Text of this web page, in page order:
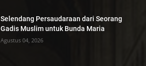
Selendang Persaudaraan dari Seorang
Gadis Muslim untuk Bunda Maria
Agustus 04, 2026